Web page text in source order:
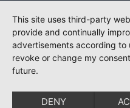
This site uses third-party
provide and continually
advertisements according to
revoke or change my
future.
DENY